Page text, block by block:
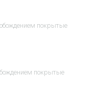
покрытые
покрытые